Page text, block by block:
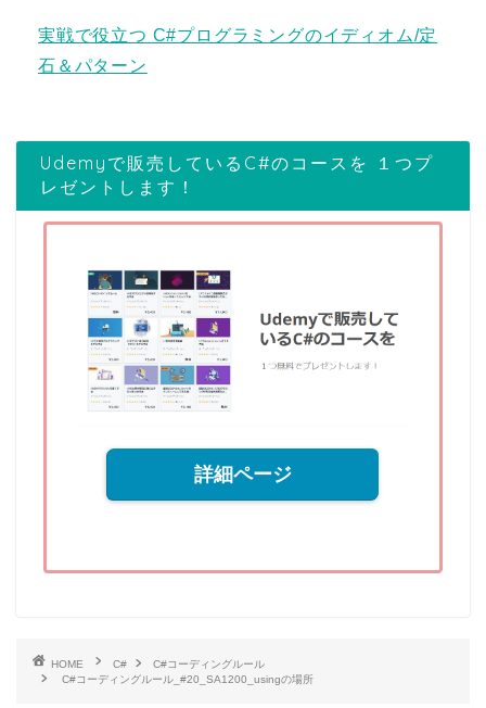
実戦で役立つ C#プログラミングのイディオム/定
石＆パターン
Udemyで販売しているC#のコースを １つプ
レゼントします！
詳細ページ
HOME C#
C#コーディングルール
C#コーディングルール_#20_SA1200_usingの場所